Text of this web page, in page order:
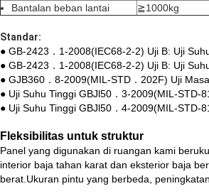
Bantalan beban lantai
≧1000kg
Standar:
● GB-2423．1-2008(IEC68-2-2) Uji B: Uji
● GB-2423．1-2008(IEC68-2-2) Uji B: Uji
● GJB360．8-2009(MIL-STD．202F) Uji
● Uji Suhu Tinggi GBJl50．3-2009(MIL-STD-
● Uji Suhu Tinggi GBJl50．4-2009(MIL-STD-
Fleksibilitas untuk struktur
Panel yang digunakan di ruangan kami
interior baja tahan karat dan eksterior baja
berat.Ukuran pintu yang berbeda,